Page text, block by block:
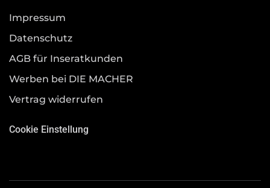
Impressum
Datenschutz
AGB für Inseratkunden
Werben bei DIE MACHER
Vertrag widerrufen
Cookie Einstellung